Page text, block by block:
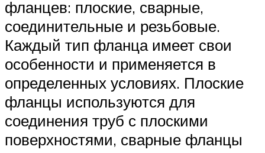
фланцев: плоские, сварные,
соединительные и резьбовые.
Каждый тип фланца имеет свои
особенности и применяется в
определенных условиях. Плоские
фланцы используются для
соединения труб с плоскими
поверхностями, сварные фланцы